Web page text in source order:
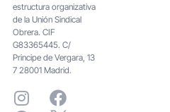
estructura organizativa
de la Unión Sindical
Obrera. CIF
G83365445. C/
Principe de Vergara, 13
7 28001 Madrid.